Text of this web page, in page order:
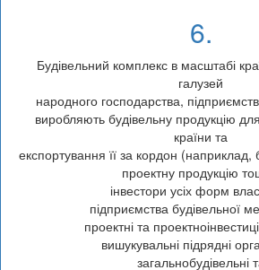
6.
Будівельний комплекс в масштабі
галузей
народного господарства, підприємств
виробляють будівельну продукцію
країни та
експортування її за кордон (наприклад,
проектну продукцію
інвестори усіх форм
підприємства будівельної
проектні та
вишукувальні підрядні
загальнобудівельні